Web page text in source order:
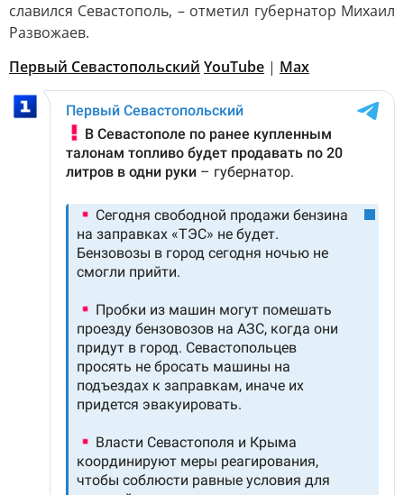
славился Севастополь, – отметил губернатор Михаил
Развожаев.
Первый Севастопольский YouTube | Max